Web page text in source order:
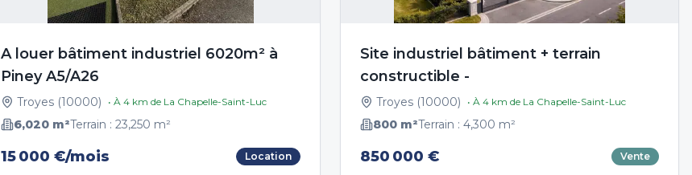
A louer bâtiment industriel 6020m² à
Piney A5/A26
Troyes (10000) • À4 km de La Chapelle-Saint-Luc
6,020 m²Terrain :23,250 m²
15 000 €/mois Location
Site industriel bâtiment + terrain
constructible -
Troyes(10000) • À 4km de La Chapelle-Saint-Luc
800m²Terrain : 4,300 m²
850 000 € Vente